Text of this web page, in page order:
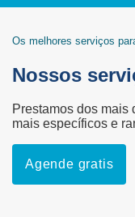
Os melhores serviços
Nossos
Prestamos dos mais
mais específicos e
Agende gratis